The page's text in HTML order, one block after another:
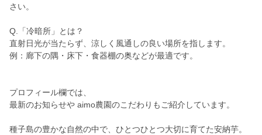
さい。
Q.「冷暗所」とは？
直射日光が当たらず、涼しく風通しの良い場所を指します。
例：廊下の隅・床下・食器棚の奥などが最適です。
プロフィール欄では、
最新のお知らせや aimo農園のこだわりもご紹介しています。
種子島の豊かな自然の中で、ひとつひとつ大切に育てた安納芋。